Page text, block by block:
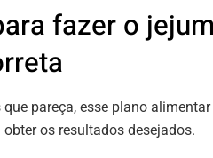
fazer o
pareça, esse plano
os resultados desejados.